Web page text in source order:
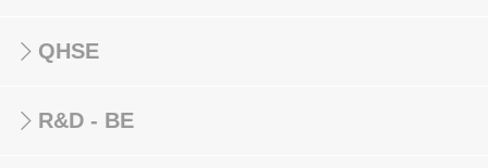
QHSE
R&D - BE